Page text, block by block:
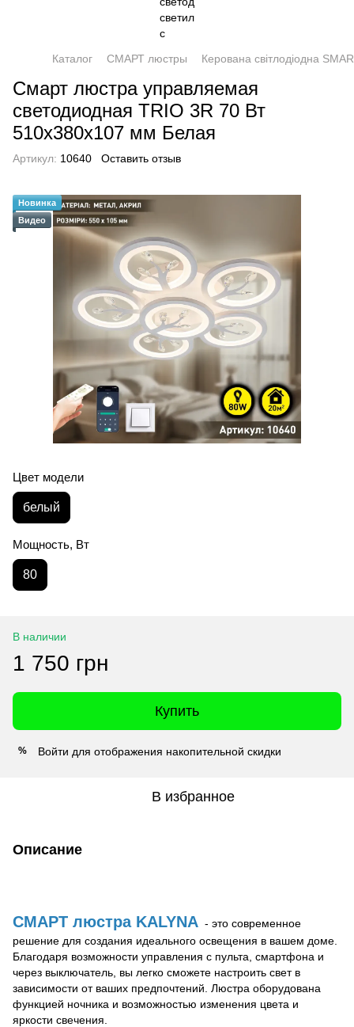
Каталог СМАРТ люстры Керована світлодіодна
Смарт люстра управляемая
светодиодная TRIO 3R 70 Вт
510x380x107 мм Белая
Артикул: 10640 Оставить отзыв
Новинка
Видео
Цвет модели
белый
Мощность, Вт
80
В наличии
1 750 грн
Купить
% Войти для отображения накопительной скидки
В избранное
Описание
СМАРТ люстра KALYNA - это современное
решение для создания идеального освещения в вашем доме.
Благодаря возможности управления с пульта, смартфона и
через выключатель, вы легко сможете настроить свет в
зависимости от ваших предпочтений. Люстра оборудована
функцией ночника и возможностью изменения цвета и
яркости свечения.